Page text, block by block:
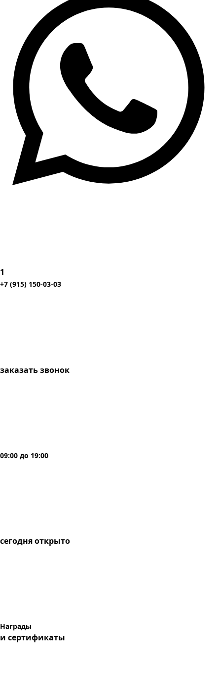
1
+7 (915) 150-03-03
заказать звонок
09:00 до 19:00
сегодняоткрыто
Награды
и сертификаты